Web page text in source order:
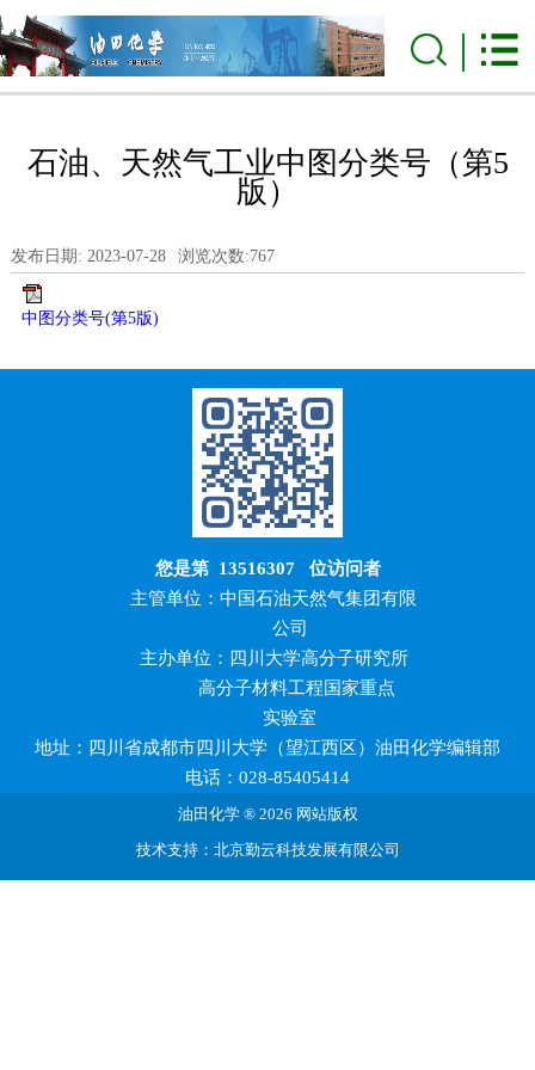
石油、天然气工业中图分类号（第5
版）
发布日期: 2023-07-28 浏览次数:767
中图分类号(第5版)
您是第 13516307位访问者
主管单位：中国石油天然气集团有限
公司
主办单位：四川大学高分子研究所
高分子材料工程国家重点
实验室
地址：四川省成都市四川大学（望江西区）油田化学编辑部
电话：028-85405414
油田化学 ® 2026 网站版权
技术支持：北京勤云科技发展有限公司